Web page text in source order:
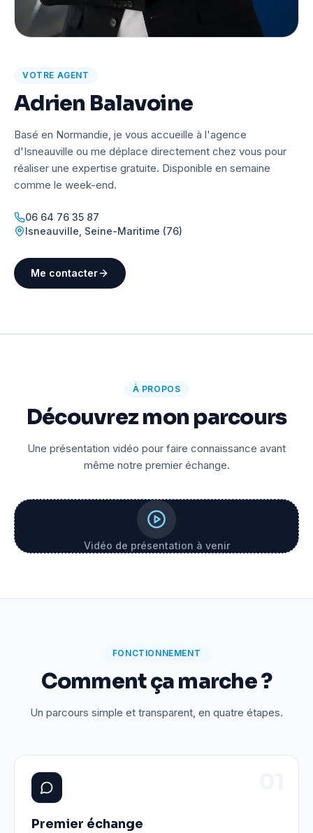
VOTRE AGENT
Adrien Balavoine
Basé en Normandie, je vous accueille à l'agence
d'Isneauville ou me déplace directement chez vous pour
réaliser une expertise gratuite. Disponible en semaine
comme le week-end.
06 64 76 35 87
Isneauville Seine-Maritime (76)
Me contacter
À PROPOS
Découvrez mon parcours
Une présentation vidéo pour faire connaissance avant
même notre premier échange.
Vidéo de présentation à venir
FONCTIONNEMENT
Comment ça marche ?
Un parcours simple et transparent, en quatre étapes.
Premier échange